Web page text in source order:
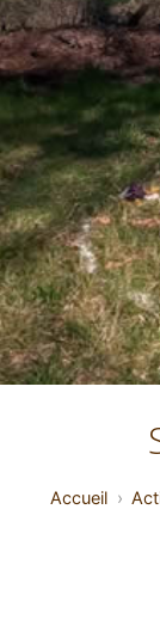
Accueil